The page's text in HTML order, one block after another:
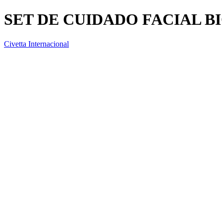
SET DE CUIDADO FACIAL
Civetta Internacional